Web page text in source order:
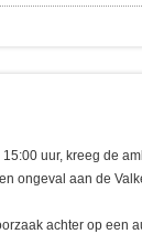
uur, kreeg de
ongeval aan de
achter op een